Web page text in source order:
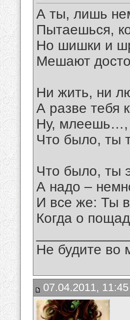
А ты, лишь
Пытаешься,
Но шишки и
Мешают
Ни жить, ни
А разве тебя
Ну, млеешь…,
Что было, ты
Что было, ты
А надо –
И все же: Ты
Когда о
Не будите во
07.04.2011, 11:45